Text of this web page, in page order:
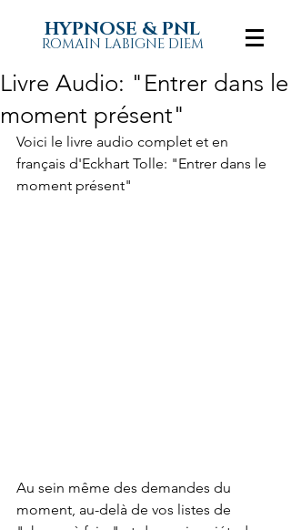
HYPNOSE & PNL
ROMAIN LABIGNE DIEM
Livre Audio: "Entrer dans le
moment présent"
Voici le livre audio complet et en
français d'Eckhart Tolle: "Entrer dans le
moment présent"
Au sein même des demandes du
moment, au-delà de vos listes de